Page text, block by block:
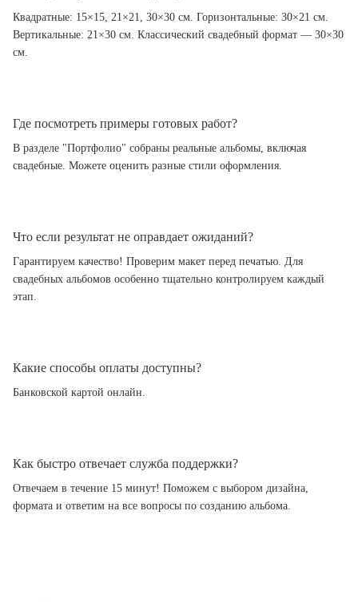
Квадратные: 15×15, 21×21, 30×30 см. Горизонтальные: 30×21 см.
Вертикальные: 21×30 см. Классический свадебный формат — 30×30
см.
Где посмотреть примеры готовых работ?
В разделе "Портфолио" собраны реальные альбомы, включая
свадебные. Можете оценить разные стили оформления.
Что если результат не оправдает ожиданий?
Гарантируем качество! Проверим макет перед печатью. Для
свадебных альбомов особенно тщательно контролируем каждый
этап.
Какие способы оплаты доступны?
Банковской картой онлайн.
Как быстро отвечает служба поддержки?
Отвечаем в течение 15 минут! Поможем с выбором дизайна,
формата и ответим на все вопросы по созданию альбома.